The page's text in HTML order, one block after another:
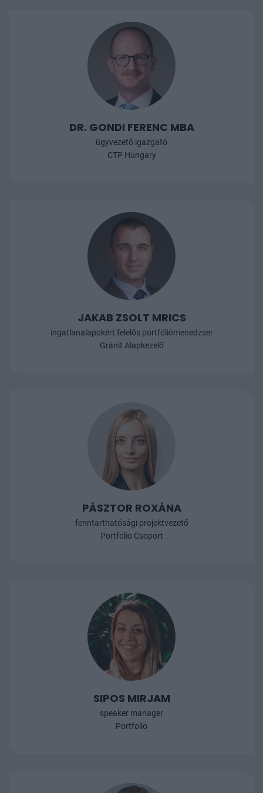
DR. GONDI FERENC MBA
ügyvezető igazgató
CTP Hungary
JAKAB ZSOLT MRICS
ingatlanalapokért felelős portfóliómenedzser
Gránit Alapkezelő
PÁSZTOR ROXÁNA
fenntarthatósági projektvezető
Portfolio Csoport
SIPOS MIRJAM
speaker manager
Portfolio